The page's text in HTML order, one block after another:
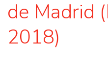
de Madrid
2018)